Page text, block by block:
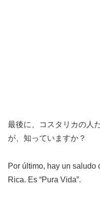
最後に、コスタリカの人
が、知っていますか？
Por último, hay un saludo
Rica. Es “Pura Vida”.